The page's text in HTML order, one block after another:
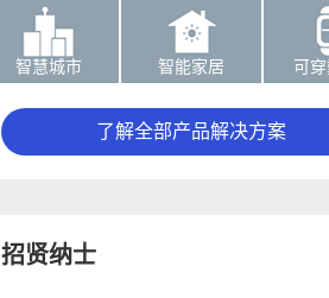
智慧城市 智能家居 可
了解全部产品解决方案
招贤纳士